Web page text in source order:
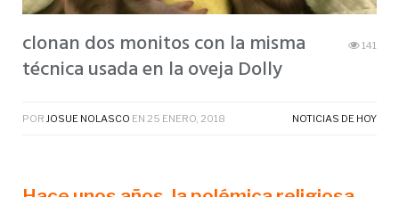
clonan dos monitos con la misma
técnica usada en la oveja Dolly
141
POR JOSUE NOLASCO EN 25 ENERO, 2018 NOTICIAS DE HOY